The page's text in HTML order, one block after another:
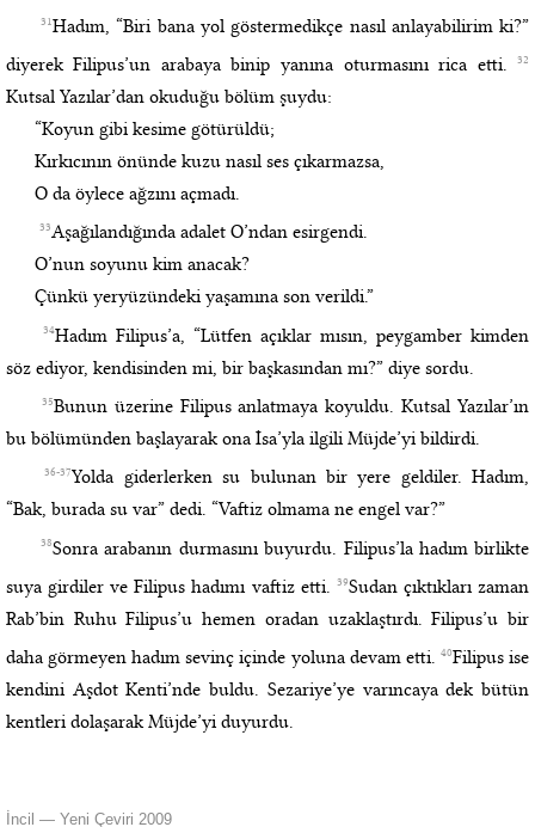
31Hadım, “Biri bana yol göstermedikçe nasıl anlayabilirim ki?”
diyerek Filipus’un arabaya binip yanına oturmasını rica etti.32
Kutsal Yazılar’dan okuduğu bölüm şuydu:
“Koyun gibi kesime götürüldü;
Kırkıcının önünde kuzu nasıl ses çıkarmazsa,
O da öylece ağzını açmadı.
33Aşağılandığında adalet O’ndan esirgendi.
O’nun soyunu kim anacak?
Çünkü yeryüzündeki yaşamına son verildi.”
34Hadım Filipus’a, “Lütfen açıklar mısın, peygamber kimden
söz ediyor, kendisinden mi, bir başkasından mı?” diye sordu.
35Bunun üzerine Filipus anlatmaya koyuldu. Kutsal Yazılar’ın
bu bölümünden başlayarak ona İsa’yla ilgili Müjde’yi bildirdi.
36-37Yolda giderlerken su bulunan bir yere geldiler. Hadım,
“Bak, burada su var” dedi. “Vaftiz olmama ne engel var?”
38Sonra arabanın durmasını buyurdu. Filipus’la hadım birlikte
suya girdiler ve Filipus hadımı vaftiz etti. 39Sudan çıktıkları zaman
Rab’bin Ruhu Filipus’u hemen oradan uzaklaştırdı. Filipus’u bir
daha görmeyen hadım sevinç içinde yoluna devam etti.40Filipus ise
kendini Aşdot Kenti’nde buldu. Sezariye’ye varıncaya dek bütün
kentleri dolaşarak Müjde’yi duyurdu.
İncil — Yeni Çeviri 2009